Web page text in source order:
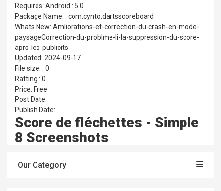
Requires: Android : 5.0
Package Name: : com.cynto.dartsscoreboard
Whats New: Amliorations-et-correction-du-crash-en-mode-
paysageCorrection-du-problme-li-la-suppression-du-score-
aprs-les-publicits
Updated: 2024-09-17
File size: : 0
Ratting : 0
Price: Free
Post Date:
Publish Date:
Score de fléchettes - Simple
8 Screenshots
Our Category